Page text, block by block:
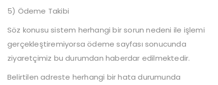
5) Ödeme Takibi
Söz konusu sistem herhangi bir sorun nedeni ile işlemi
gerçekleştiremiyorsa ödeme sayfası sonucunda
ziyaretçimiz bu durumdan haberdar edilmektedir.
Belirtilen adreste herhangi bir hata durumunda